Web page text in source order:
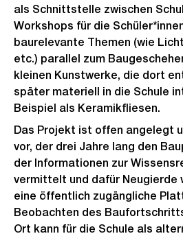
als Schnittstelle zwischen
Workshops für die
baurelevante Themen (wie
etc.) parallel zum
kleinen Kunstwerke, die dort
später materiell in die Schule
Beispiel als Keramikfliesen.
Das Projekt ist offen angelegt
vor, der drei Jahre lang den
der Informationen zur
vermittelt und dafür Neugierde
eine öffentlich zugängliche
Beobachten des
Ort kann für die Schule als